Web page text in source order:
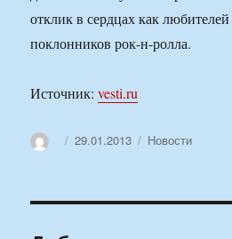
отклик в сердцах как
поклонников рок-н-ролла.
Источник:vesti.ru
АвторОпубликовано
29.01.2013 Рубрики
Новости